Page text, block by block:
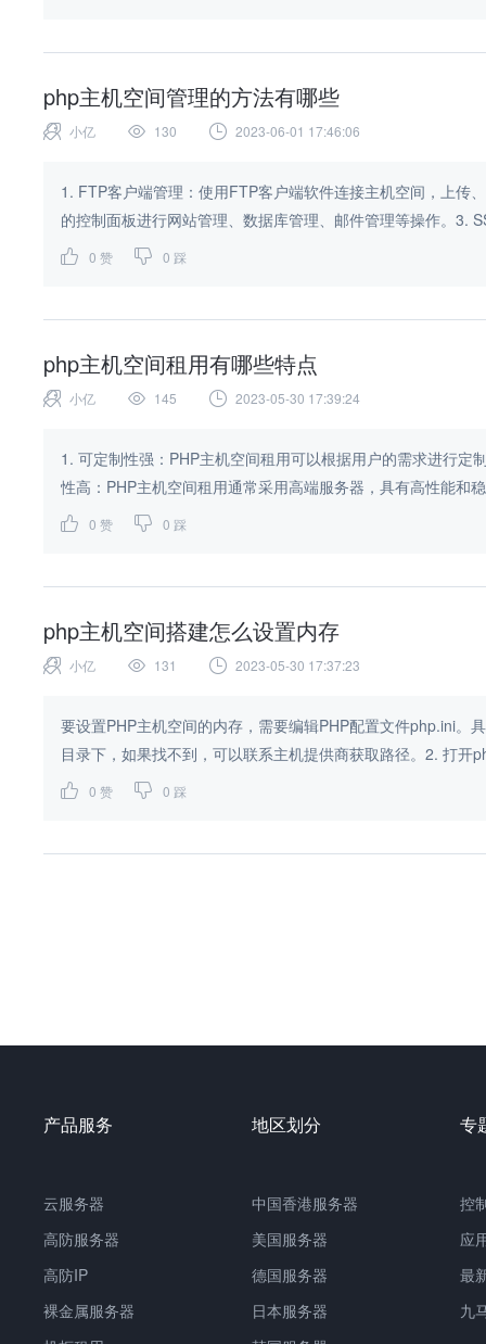
php主机空间管理的方法有哪些
小亿 130 2023-06-01 17:46:06
1. FTP客户端管理：使用FTP客户端软件连接主机空间，上传
的控制面板进行网站管理、数据库管理、邮件管理等操作。3.
0 赞 0 踩
php主机空间租用有哪些特点
小亿 145 2023-05-30 17:39:24
1. 可定制性强：PHP主机空间租用可以根据用户的需求进行
性高：PHP主机空间租用通常采用高端服务器，具有高性能和
0 赞 0 踩
php主机空间搭建怎么设置内存
小亿 131 2023-05-30 17:37:23
要设置PHP主机空间的内存，需要编辑PHP配置文件php.ini。
目录下，如果找不到，可以联系主机提供商获取路径。2. 打开
0 赞 0 踩
产品服务
云服务器
高防服务器
高防IP
裸金属服务器
地区划分
中国香港服务器
美国服务器
德国服务器
日本服务器
专
控
应
最
九